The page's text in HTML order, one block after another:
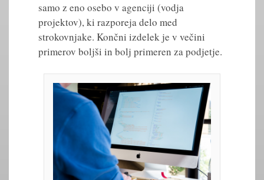
samo z eno osebo v agenciji (vodja
projektov), ki razporeja delo med
strokovnjake. Končni izdelek je v večini
primerov boljši in bolj primeren za podjetje.